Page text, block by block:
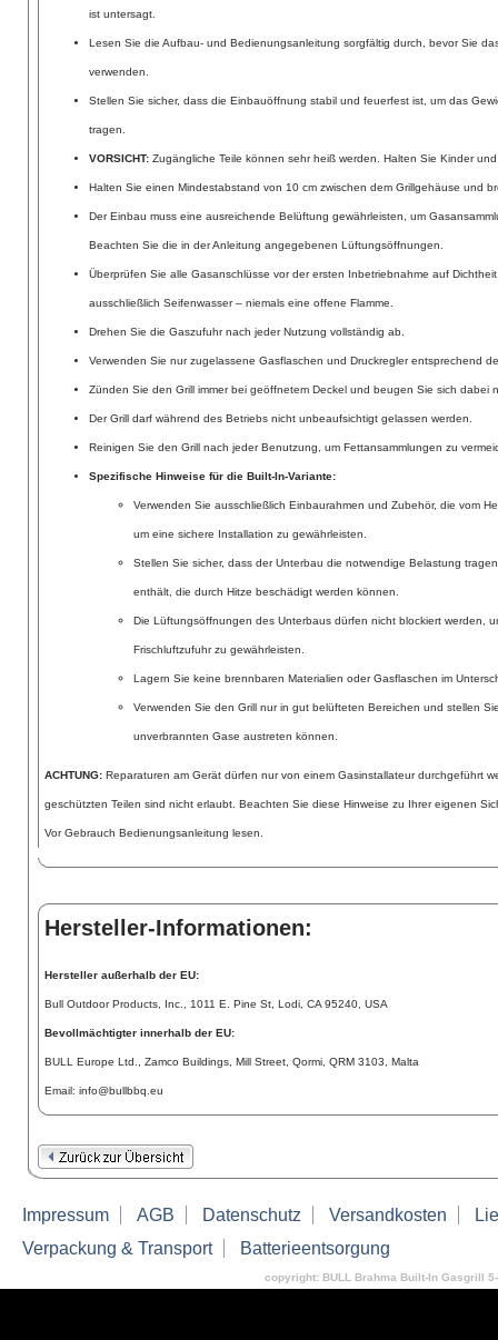
ist untersagt.
Lesen Sie die Aufbau- und Bedienungsanleitung sorgfältig durch, bevor Sie
verwenden.
Stellen Sie sicher, dass die Einbauöffnung stabil und feuerfest ist, um das
tragen.
VORSICHT: Zugängliche Teile können sehr heiß werden. Halten Sie Kinder
Halten Sie einen Mindestabstand von 10 cm zwischen dem Grillgehäuse und
Der Einbau muss eine ausreichende Belüftung gewährleisten, um
Beachten Sie die in der Anleitung angegebenen Lüftungsöffnungen.
Überprüfen Sie alle Gasanschlüsse vor der ersten Inbetriebnahme auf
ausschließlich Seifenwasser – niemals eine offene Flamme.
Drehen Sie die Gaszufuhr nach jeder Nutzung vollständig ab.
Verwenden Sie nur zugelassene Gasflaschen und Druckregler entsprechend
Zünden Sie den Grill immer bei geöffnetem Deckel und beugen Sie sich dabei
Der Grill darf während des Betriebs nicht unbeaufsichtigt gelassen werden.
Reinigen Sie den Grill nach jeder Benutzung, um Fettansammlungen zu
Spezifische Hinweise für die Built-In-Variante:
Verwenden Sie ausschließlich Einbaurahmen und Zubehör, die vom
um eine sichere Installation zu gewährleisten.
Stellen Sie sicher, dass der Unterbau die notwendige Belastung
enthält, die durch Hitze beschädigt werden können.
Die Lüftungsöffnungen des Unterbaus dürfen nicht blockiert werden,
Frischluftzufuhr zu gewährleisten.
Lagern Sie keine brennbaren Materialien oder Gasflaschen im
Verwenden Sie den Grill nur in gut belüfteten Bereichen und stellen
unverbrannten Gase austreten können.
ACHTUNG: Reparaturen am Gerät dürfen nur von einem Gasinstallateur durchgeführt
geschützten Teilen sind nicht erlaubt. Beachten Sie diese Hinweise zu Ihrer eigenen
Vor Gebrauch Bedienungsanleitung lesen.
Hersteller-Informationen:
Hersteller außerhalb der EU:
Bull Outdoor Products, Inc., 1011 E. Pine St, Lodi, CA 95240, USA
Bevollmächtigter innerhalb der EU:
BULL Europe Ltd., Zamco Buildings, Mill Street, Qormi, QRM 3103, Malta
Email: info@bullbbq.eu
Impressum AGB Datenschutz Versandkosten
Verpackung & Transport
Batterieentsorgung
copyright: BULL Brahma Built-In Gasgrill